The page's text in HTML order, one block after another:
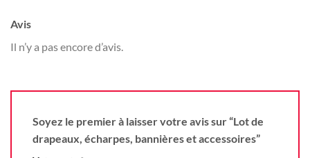
Avis
Il n’y a pas encore d’avis.
Soyez le premier à laisser votre avis sur “Lot de
drapeaux, écharpes, bannières et accessoires”